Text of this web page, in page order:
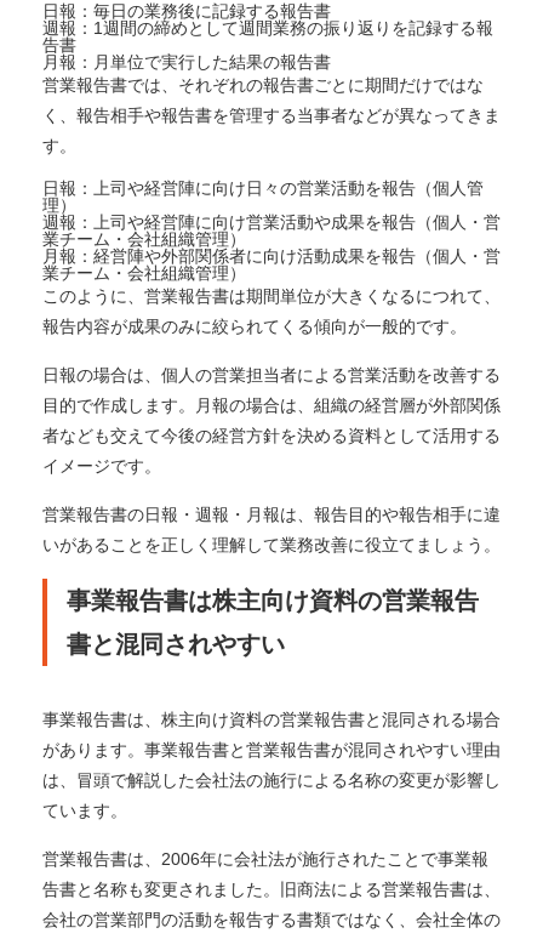
日報：毎日の業務後に記録する報告書
週報：1週間の締めとして週間業務の振り返りを記録する報
告書
月報：月単位で実行した結果の報告書
営業報告書では、それぞれの報告書ごとに期間だけではな
く、報告相手や報告書を管理する当事者などが異なってきま
す。
日報：上司や経営陣に向け日々の営業活動を報告（個人管
理）
週報：上司や経営陣に向け営業活動や成果を報告（個人・営
業チーム・会社組織管理）
月報：経営陣や外部関係者に向け活動成果を報告（個人・営
業チーム・会社組織管理）
このように、営業報告書は期間単位が大きくなるにつれて、
報告内容が成果のみに絞られてくる傾向が一般的です。
日報の場合は、個人の営業担当者による営業活動を改善する
目的で作成します。月報の場合は、組織の経営層が外部関係
者なども交えて今後の経営方針を決める資料として活用する
イメージです。
営業報告書の日報・週報・月報は、報告目的や報告相手に違
いがあることを正しく理解して業務改善に役立てましょう。
事業報告書は株主向け資料の営業報告
書と混同されやすい
事業報告書は、株主向け資料の営業報告書と混同される場合
があります。事業報告書と営業報告書が混同されやすい理由
は、冒頭で解説した会社法の施行による名称の変更が影響し
ています。
営業報告書は、2006年に会社法が施行されたことで事業報
告書と名称も変更されました。旧商法による営業報告書は、
会社の営業部門の活動を報告する書類ではなく、会社全体の